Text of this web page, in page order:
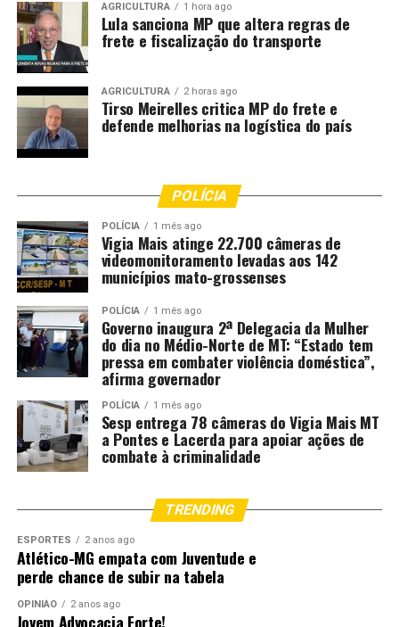
AGRICULTURA 1 hora ago
Lula sanciona MP que altera regras de
frete e fiscalização do transporte
AGRICULTURA 2 horas ago
Tirso Meirelles critica MP do frete e
defende melhorias na logística do país
POLÍCIA
POLÍCIA 1 mês ago
Vigia Mais atinge 22.700 câmeras de
videomonitoramento levadas aos 142
municípios mato-grossenses
POLÍCIA 1 mês ago
Governo inaugura 2ª Delegacia da Mulher
do dia no Médio-Norte de MT: “Estado tem
pressa em combater violência doméstica”,
afirma governador
POLÍCIA 1 mês ago
Sesp entrega 78 câmeras do Vigia Mais MT
a Pontes e Lacerda para apoiar ações de
combate à criminalidade
TRENDING
ESPORTES 2 anos ago
Atlético-MG empata com Juventude e
perde chance de subir na tabela
OPINIÃO 2 anos ago
Jovem Advocacia Forte!